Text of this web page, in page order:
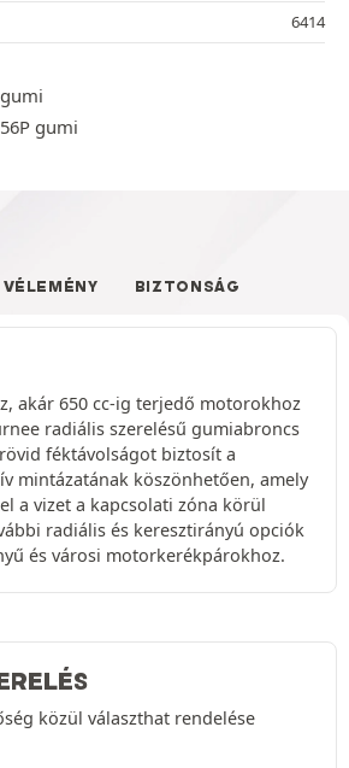
6414
gumi
VÉLEMÉNY BIZTONSÁG
akár 650 cc-ig terjedő motorokhoz
radiális szerelésű gumiabroncs
féktávolságot biztosít a
mintázatának köszönhetően, amely
a vizet a kapcsolati zóna körül
radiális és keresztirányú opciók
és városi motorkerékpárokhoz.
közül választhat rendelése